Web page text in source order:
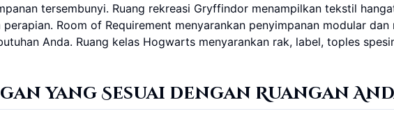
tersembunyi. Ruang rekreasi Gryffindor menampilkan tekstil
Room of Requirement menyarankan penyimpanan modular dan
Anda. Ruang kelas Hogwarts menyarankan rak, label, toples
yang Sesuai dengan Ruangan